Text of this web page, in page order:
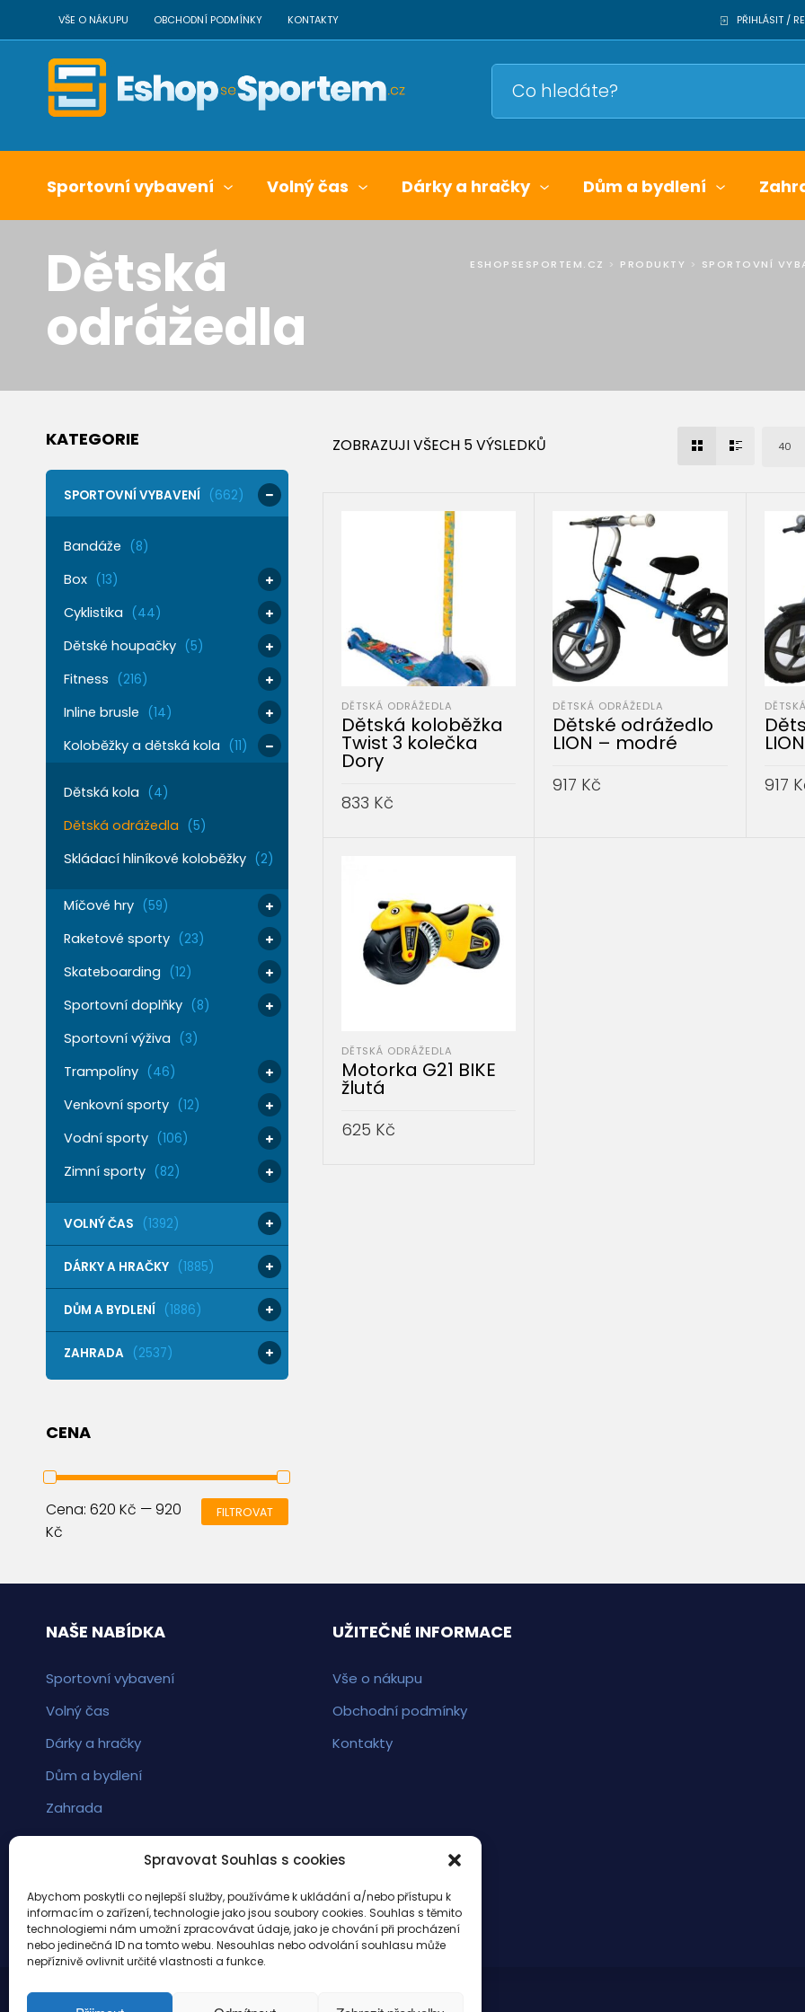
Spravovat Souhlas s cookies
Abychom poskytli co nejlepší služby, používáme k ukládání a/nebo přístupu k
informacím o zařízení, technologie jako jsou soubory cookies. Souhlas s těmito
technologiemi nám umožní zpracovávat údaje, jako je chování při procházení
nebo jedinečná ID na tomto webu. Nesouhlas nebo odvolání souhlasu může
nepříznivě ovlivnit určité vlastnosti a funkce.
VŠE O NÁKUPU OBCHODNÍ PODMÍNKY KONTAKTY PŘIHLÁSIT /
Sportovní vybavení Volný čas Dárky a hračky Dům a bydlení
ESHOPSESPORTEM.CZ > PRODUKTY > SPORTOVNÍ
Dětská
odrážedla
KATEGORIE
SPORTOVNÍ VYBAVENÍ (662)
Bandáže (8)
Box (13)
Cyklistika (44)
Dětské houpačky (5)
Fitness (216)
Inline brusle (14)
Koloběžky a dětská kola (11)
Dětská kola (4)
Dětská odrážedla (5)
Skládací hliníkové koloběžky (2)
Míčové hry (59)
Raketové sporty (23)
Skateboarding (12)
Sportovní doplňky (8)
Sportovní výživa (3)
Trampolíny (46)
Venkovní sporty (12)
Vodní sporty (106)
Zimní sporty (82)
VOLNÝ ČAS (1392)
DÁRKY A HRAČKY (1885)
DŮM A BYDLENÍ (1886)
ZAHRADA (2537)
CENA
FILTROVAT
Cena: 620 Kč —920
Kč
ZOBRAZUJI VŠECH 5 VÝSLEDKŮ 40
DĚTSKÁ ODRÁŽEDLA
Dětská koloběžka
Twist 3 kolečka
Dory
833 Kč
DĚTSKÁ ODRÁŽEDLA
Dětské odrážedlo
LION – modré
917 Kč 917
DĚTSKÁ ODRÁŽEDLA
Motorka G21 BIKE
žlutá
625 Kč
NAŠE NABÍDKA
Sportovní vybavení
Volný čas
Dárky a hračky
Dům a bydlení
Zahrada
UŽITEČNÉ INFORMACE
Vše o nákupu
Obchodní podmínky
Kontakty
© 2022 - EshopseSportem.cz. Vytvořeno TvorbaWebuPraha.cz